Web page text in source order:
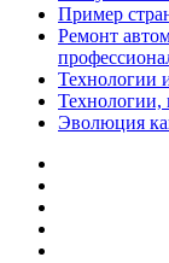
Пример
Ремонт
Технологии
Технологии,
Эволюция